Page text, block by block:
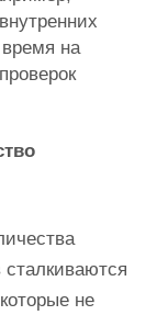
на
не